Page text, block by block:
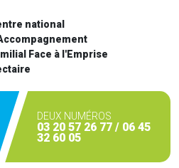
national
Face à l'Emprise
DEUX NUMÉROS
03 20 57 26 77 / 06 45
32 60 05